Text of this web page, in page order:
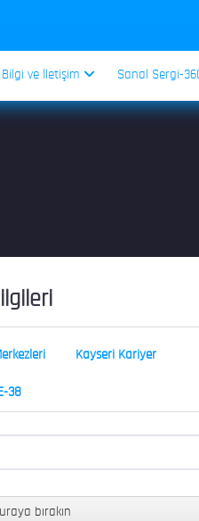
Bilgi ve İletişim Sanal Sergi-
Kayseri Kariyer
E-38
bırakın